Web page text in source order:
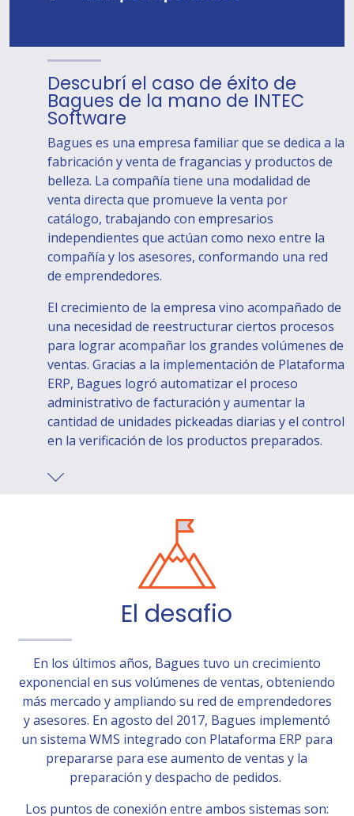
Descubrí el caso de éxito de
Bagues de la mano de INTEC
Software
Bagues es una empresa familiar que se dedica a la
fabricación y venta de fragancias y productos de
belleza. La compañía tiene una modalidad de
venta directa que promueve la venta por
catálogo, trabajando con empresarios
independientes que actúan como nexo entre la
compañía y los asesores, conformando una red
de emprendedores.
El crecimiento de la empresa vino acompañado de
una necesidad de reestructurar ciertos procesos
para lograr acompañar los grandes volúmenes de
ventas. Gracias a la implementación de Plataforma
ERP, Bagues logró automatizar el proceso
administrativo de facturación y aumentar la
cantidad de unidades pickeadas diarias y el control
en la verificación de los productos preparados.
El desafio
En los últimos años, Bagues tuvo un crecimiento
exponencial en sus volúmenes de ventas, obteniendo
más mercado y ampliando su red de emprendedores
y asesores. En agosto del 2017, Bagues implementó
un sistema WMS integrado con Plataforma ERP para
prepararse para ese aumento de ventas y la
preparación y despacho de pedidos.
Los puntos de conexión entre ambos sistemas son: